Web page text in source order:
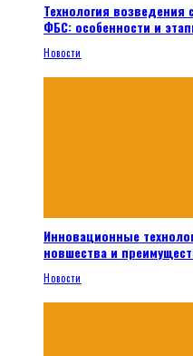
Технология возведения
ФБС: особенности и
Новости
Инновационные
новшества и
Новости